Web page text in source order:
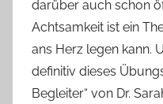
darüber auch schon
Achtsamkeit ist ein
ans Herz legen kann.
definitiv dieses
Begleiter“ von Dr.